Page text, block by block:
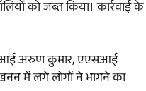
को जब्त किया। कार्रवाई के
अरुण कुमार, एएसआई
में लगे लोगों ने भागने का